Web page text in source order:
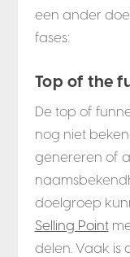
een ander
fases:
Top of the
De top of
nog niet
genereren of
doelgroep
Selling Point
delen. Vaak is